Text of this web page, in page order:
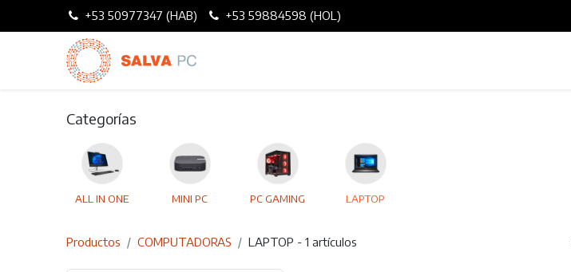
+53 50977347 (HAB) +53 59884598 (HOL)
Categorías
ALL IN ONE MINI PC PC GAMING LAPTOP
Productos COMPUTADORAS LAPTOP - 1 artículos